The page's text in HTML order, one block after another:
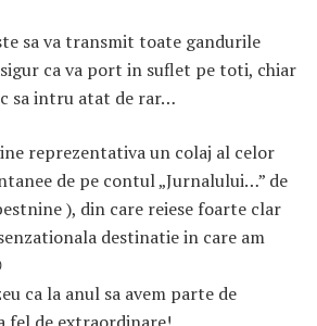
sa va transmit toate gandurile
ca va port in suflet pe toti, chiar
sa intru atat de rar…
reprezentativa un colaj al celor
de pe contul „Jurnalului…” de
), din care reiese foarte clar
destinatie in care am
ca la anul sa avem parte de
ARTICOLE RECENTE
„Jurnalul Alinutei”
implineste azi 10 ani!
„Let’s Talk About
Menopause” – dincolo de a
fi un subiect tabu
2 APRILIE 2024
Cinque Terre